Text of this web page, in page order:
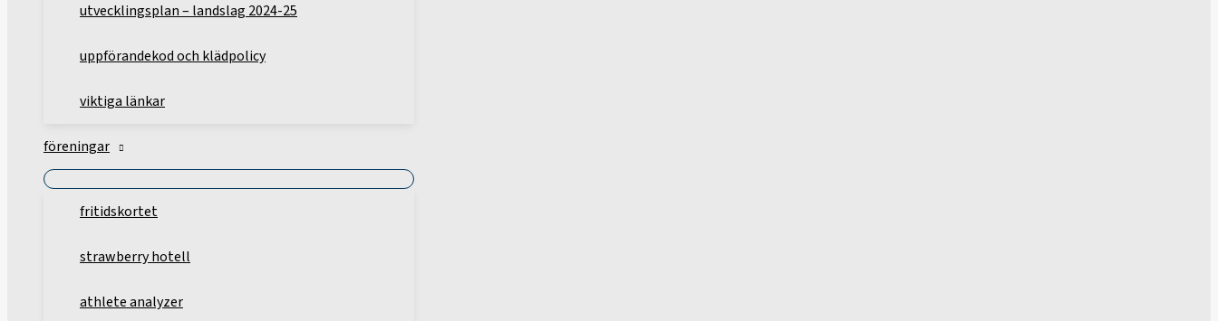
utvecklingsplan – landslag 2024-25
uppförandekod och klädpolicy
viktiga länkar
föreningar
fritidskortet
strawberry hotell
athlete analyzer